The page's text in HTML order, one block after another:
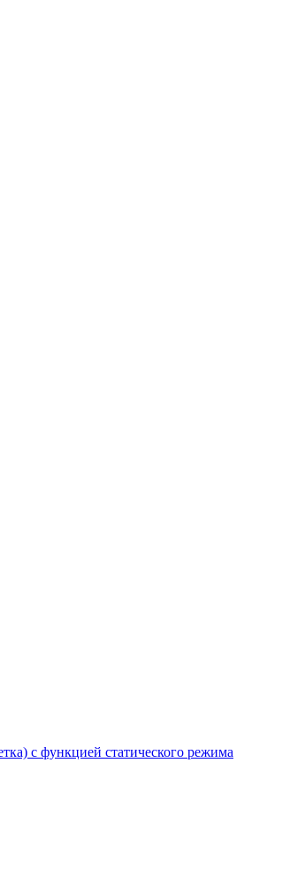
с функцией статического режима